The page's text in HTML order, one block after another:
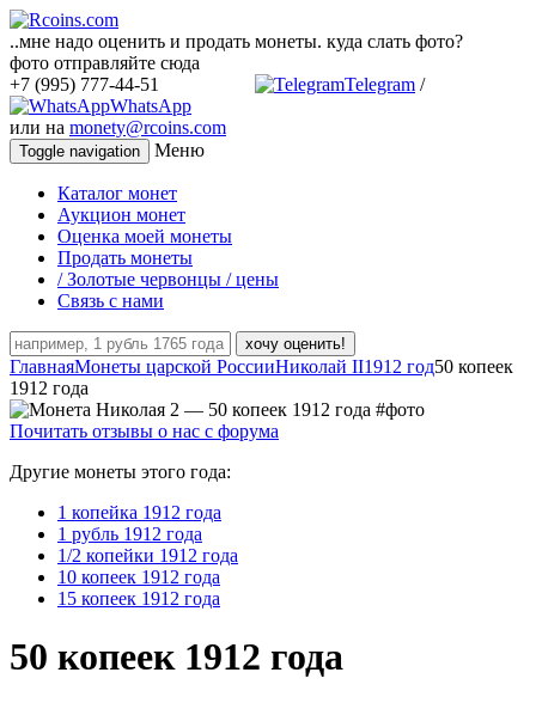
..мне надо оценить и продать монеты. куда слать фото?
фото отправляйте сюда
+7 (995) 777-44-51
Telegram /
WhatsApp
или на monety@rcoins.com
Toggle navigation Меню
Каталог монет
Аукцион монет
Оценка моей монеты
Продать монеты
/ Золотые червонцы / цены
Связь с нами
хочу оценить!
ГлавнаяМонеты царской РоссииНиколай II1912 год50 копеек
1912 года
Почитать отзывы о нас с форума
Другие монеты этого года:
1 копейка 1912 года
1 рубль 1912 года
1/2 копейки 1912 года
10 копеек 1912 года
15 копеек 1912 года
50 копеек 1912 года